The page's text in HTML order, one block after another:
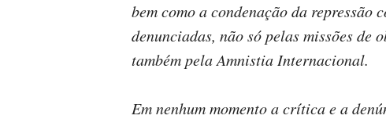
bem como a condenação da
denunciadas, não só pelas missões de
também pela Amnistia Internacional.
Em nenhum momento a crítica e a